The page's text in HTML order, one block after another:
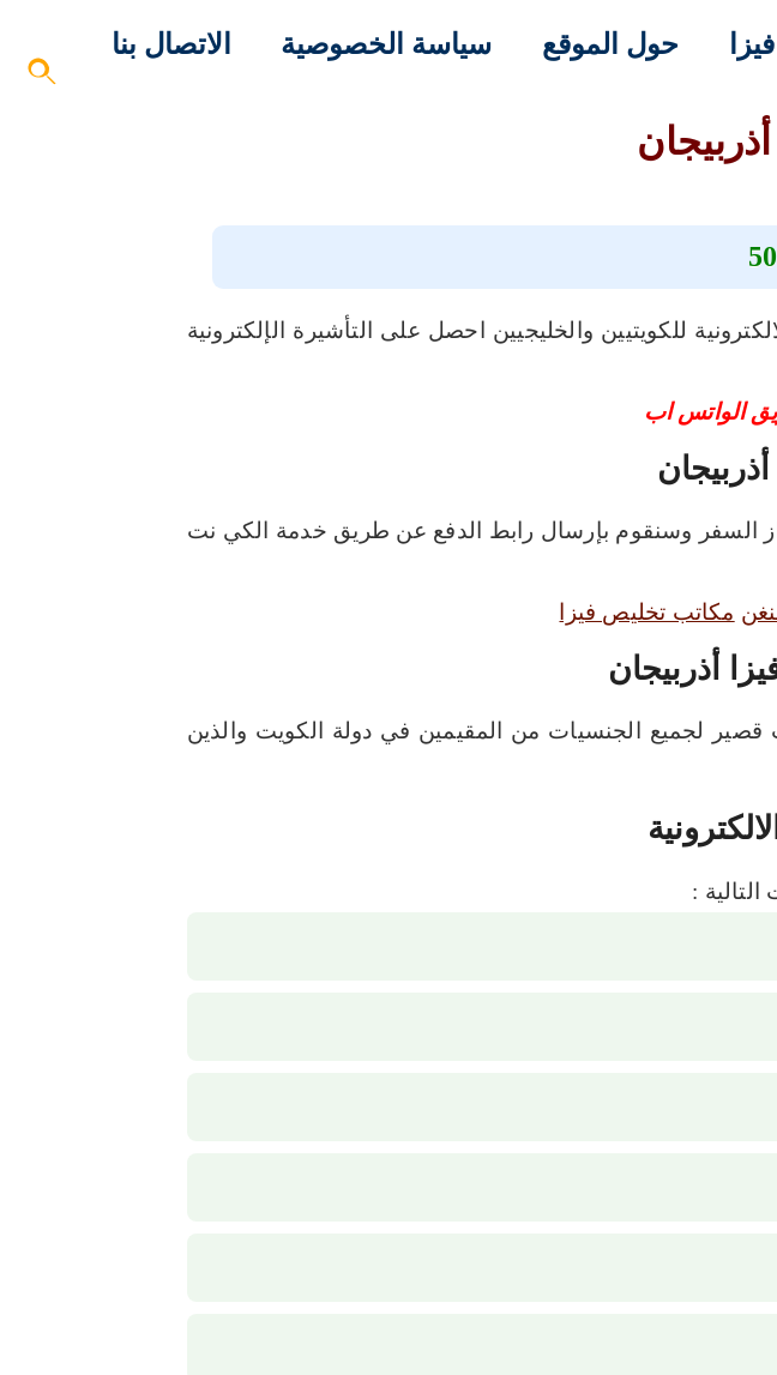
حول الموقع سياسة الخصوصية الاتصال بنا
للكويتيين والخليجيين احصل على التأشيرة الإلكترونية
الواتس اب
السفر وسنقوم بإرسال رابط الدفع عن طريق خدمة الكي نت
مكاتب تخليص فيزا
أذربيجان
لجميع الجنسيات من المقيمين في دولة الكويت والذين
: